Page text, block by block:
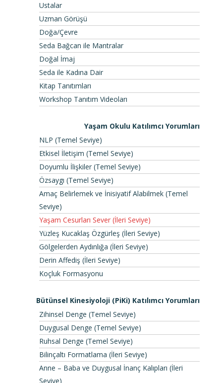
Ustalar
Uzman Görüşü
Doğa/Çevre
Seda Bağcan ile Mantralar
Doğal İmaj
Seda ile Kadına Dair
Kitap Tanıtımları
Workshop Tanıtım Videoları
Yaşam Okulu Katılımcı Yorumları
NLP (Temel Seviye)
Etkisel İletişim (Temel Seviye)
Doyumlu İlişkiler (Temel Seviye)
Özsaygı (Temel Seviye)
Amaç Belirlemek ve İnisiyatif Alabilmek (Temel
Seviye)
Yaşam Cesurları Sever (İleri Seviye)
Yüzleş Kucaklaş Özgürleş (İleri Seviye)
Gölgelerden Aydınlığa (İleri Seviye)
Derin Affediş (İleri Seviye)
Koçluk Formasyonu
Bütünsel Kinesiyoloji (PiKi) Katılımcı Yorumları
Zihinsel Denge (Temel Seviye)
Duygusal Denge (Temel Seviye)
Ruhsal Denge (Temel Seviye)
Bilinçaltı Formatlama (İleri Seviye)
Anne – Baba ve Duygusal İnanç Kalıpları (İleri
Seviye)